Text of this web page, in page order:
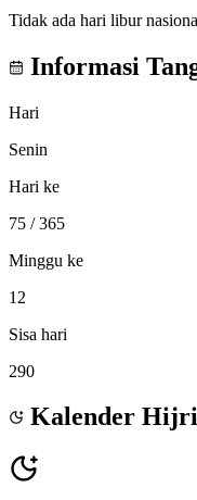
Tidak ada hari libur
Informasi
Hari
Senin
Hari ke
75 / 365
Minggu ke
12
Sisa hari
290
Kalender